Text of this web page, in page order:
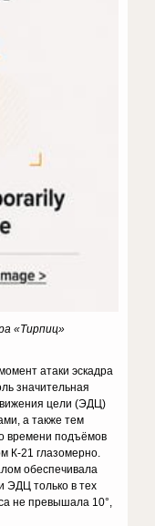
«Тирпиц»
атаки эскадра
значительная
цели (ЭДЦ)
а также тем
времени подъёмов
К-21 глазомерно.
обеспечивала
ЭДЦ только в тех
не превышала 10°,